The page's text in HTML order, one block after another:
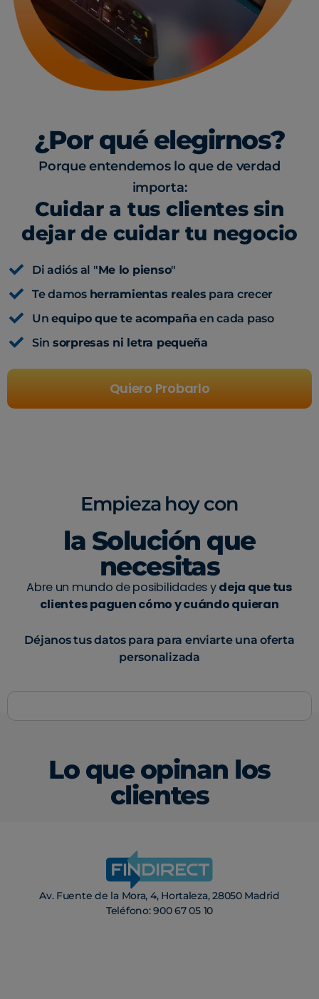
¿Por qué elegirnos?
Porque entendemos lo que de verdad
importa:
Cuidar a tus clientes sin
dejar de cuidar tu negocio
Di adiós al "Me lo pienso"
Te damos herramientas reales para crecer
Unequipo que te acompaña en cada paso
Sin sorpresas ni letra pequeña
Quiero Probarlo
Empieza hoy con
la Solución que
necesitas
Abre un mundo de posibilidades ydeja que tus
clientes paguen cómo y cuándo quieran
Déjanos tus datos para para enviarte una oferta
personalizada
Lo que opinan los
clientes
Av. Fuente de la Mora, 4, Hortaleza, 28050 Madrid
Teléfono: 900 67 05 10